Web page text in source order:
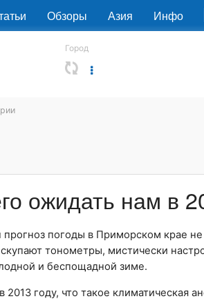
Обзоры Азия Инфо
Город
ожидать нам в
прогноз погоды в Приморском крае
тонометры, мистически
и беспощадной зиме.
году, что такое климатическая